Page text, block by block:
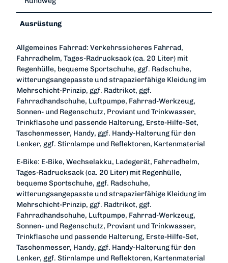
Ausrüstung
Allgemeines Fahrrad: Verkehrssicheres Fahrrad,
Fahrradhelm, Tages-Radrucksack (ca. 20 Liter) mit
Regenhülle, bequeme Sportschuhe, ggf. Radschuhe,
witterungsangepasste und strapazierfähige Kleidung im
Mehrschicht-Prinzip, ggf. Radtrikot, ggf.
Fahrradhandschuhe, Luftpumpe, Fahrrad-Werkzeug,
Sonnen- und Regenschutz, Proviant und Trinkwasser,
Trinkflasche und passende Halterung, Erste-Hilfe-Set,
Taschenmesser, Handy, ggf. Handy-Halterung für den
Lenker, ggf. Stirnlampe und Reflektoren, Kartenmaterial
E-Bike: E-Bike, Wechselakku, Ladegerät, Fahrradhelm,
Tages-Radrucksack (ca. 20 Liter) mit Regenhülle,
bequeme Sportschuhe, ggf. Radschuhe,
witterungsangepasste und strapazierfähige Kleidung im
Mehrschicht-Prinzip, ggf. Radtrikot, ggf.
Fahrradhandschuhe, Luftpumpe, Fahrrad-Werkzeug,
Sonnen- und Regenschutz, Proviant und Trinkwasser,
Trinkflasche und passende Halterung, Erste-Hilfe-Set,
Taschenmesser, Handy, ggf. Handy-Halterung für den
Lenker, ggf. Stirnlampe und Reflektoren, Kartenmaterial